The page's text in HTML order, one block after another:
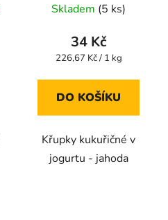
hodnocení
produktu
je
z
Skladem (5 ks)
34 Kč
Měrná
226,67 Kč / 1 kg
DO KOŠÍKU
Křupky kukuřičné v
jogurtu - jahoda